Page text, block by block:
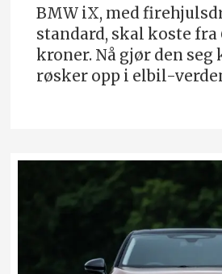
BMW iX, med
standard, skal koste fra
kroner. Nå gjør den seg
røsker opp i elbil-